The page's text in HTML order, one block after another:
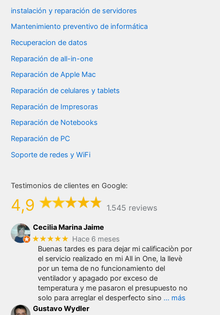
instalación y reparación de servidores
Mantenimiento preventivo de informática
Recuperacion de datos
Reparación de all-in-one
Reparación de Apple Mac
Reparación de celulares y tablets
Reparación de Impresoras
Reparación de Notebooks
Reparación de PC
Soporte de redes y WiFi
Testimonios de clientes en Google:
4,9 1.545 reviews
Cecilia Marina Jaime
★★★★★ Hace 6 meses
Buenas tardes es para dejar mi calificaciòn por
el servicio realizado en mi All in One, la llevè
por un tema de no funcionamiento del
ventilador y apagado por exceso de
temperatura y me pasaron el presupuesto no
solo para arreglar el desperfecto sino … más
Gustavo Wydler